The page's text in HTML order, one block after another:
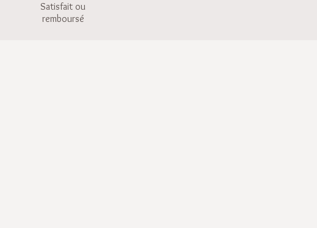
Satisfait ou
remboursé